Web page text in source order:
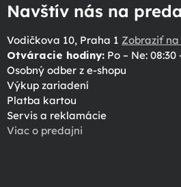
Navštív nás na
Vodičkova 10, Praha 1 Zobraziť
Otváracie hodiny: Po – Ne: 08:30
Osobný odber z e-shopu
Výkup zariadení
Platba kartou
Servis a reklamácie
Viac o predajni